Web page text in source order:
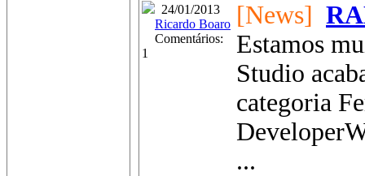
24/01/2013
Ricardo Boaro
Comentários:
1
[News]
Estamos
Studio
categoria
...